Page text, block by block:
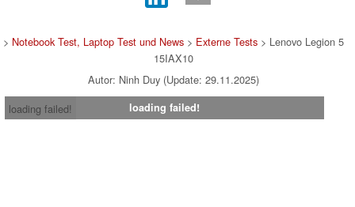
> Notebook Test, Laptop Test und News > Externe Tests > Lenovo Legion 5
15IAX10
Autor: Ninh Duy (Update: 29.11.2025)
loading failed!
loading failed!